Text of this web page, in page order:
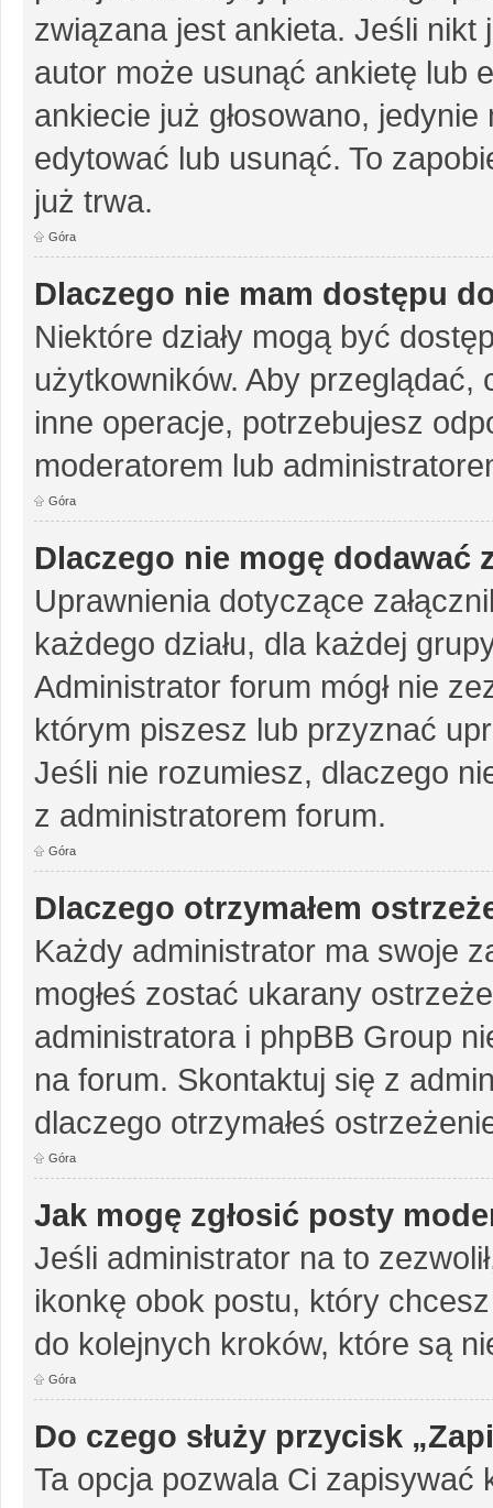
związana jest ankieta. Jeśli nikt
autor może usunąć ankietę lub
ankiecie już głosowano,
edytować lub usunąć. To
już trwa.
Góra
Dlaczego nie mam dostępu
Niektóre działy mogą być
użytkowników. Aby
inne operacje, potrzebujesz
moderatorem lub
Góra
Dlaczego nie mogę dodawać
Uprawnienia dotyczące
każdego działu, dla każdej
Administrator forum mógł nie
którym piszesz lub przyznać
Jeśli nie rozumiesz, dlaczego
z administratorem forum.
Góra
Dlaczego otrzymałem
Każdy administrator ma swoje
mogłeś zostać ukarany
administratora i phpBB Group
na forum. Skontaktuj się z
dlaczego otrzymałeś
Góra
Jak mogę zgłosić posty
Jeśli administrator na to
ikonkę obok postu, który
do kolejnych kroków, które są
Góra
Do czego służy przycisk
Ta opcja pozwala Ci zapisywać